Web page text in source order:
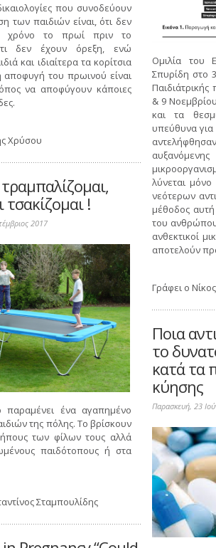
που συνοδεύουν
των παιδιών είναι, ότι δεν
χρόνο το πρωί πριν το
δεν έχουν όρεξη, ενώ
και ιδιαίτερα τα κορίτσια
αποφυγή του πρωινού είναι
να αποφύγουν κάποιες
Χρύσου
!
2017
παραμένει ένα αγαπημένο
της πόλης. Το βρίσκουν
των φίλων τους αλλά
παιδότοπους ή στα
Σταμπουλίδης
Ομιλία του
Σπυρίδη στο
& 9
και τα
υπεύθυνα για
λύνεται
νεότερων
μέθοδος
του
ανθεκτικοί
αποτελούν
Γράφει ο
Ποια
το
κατά τα
κύησης
Παρασκευή, 23